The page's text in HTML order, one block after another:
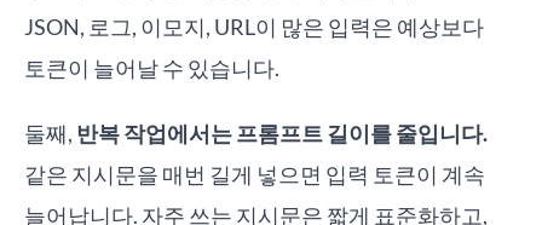
JSON, 로그, 이모지, URL이 많은 입력은 예상보다
토큰이 늘어날 수 있습니다.
둘째, 반복 작업에서는 프롬프트 길이를 줄입니다.
같은 지시문을 매번 길게 넣으면 입력 토큰이 계속
늘어납니다. 자주 쓰는 지시문은 짧게 표준화하고,